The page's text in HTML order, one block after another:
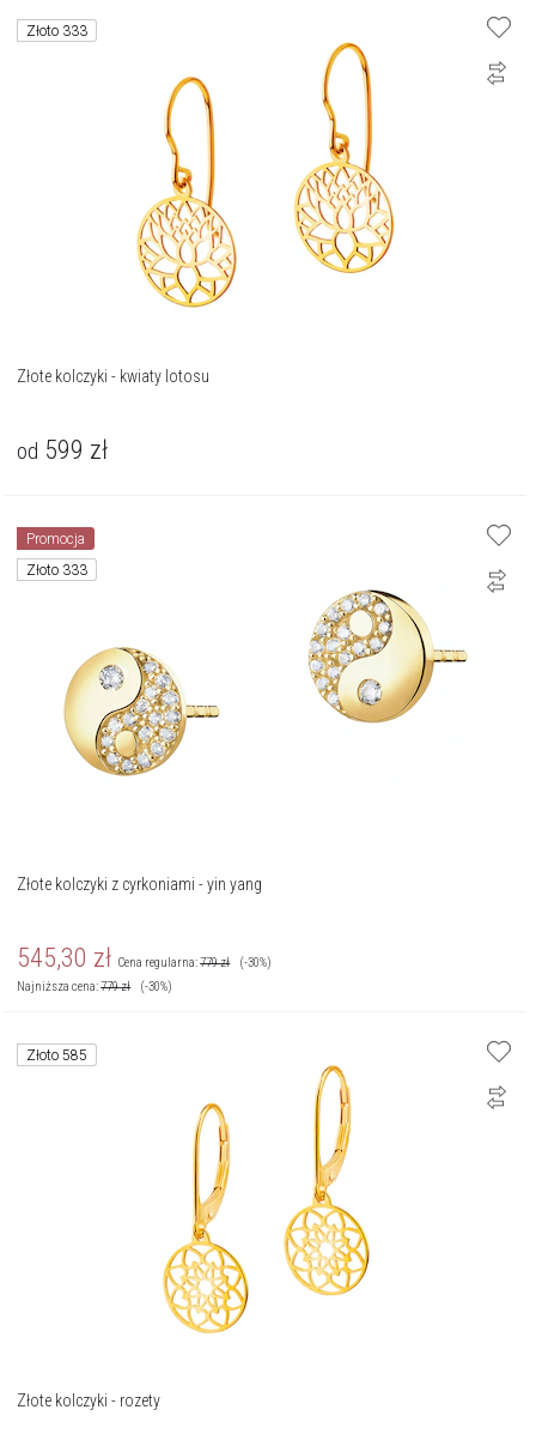
Złoto 333
Złote kolczyki - kwiaty lotosu
od 599 zł
Promocja
Złoto 333
Złote kolczyki z cyrkoniami - yin yang
545,30 zł Cena regularna:779zł
(-30%)
Najniższa cena:779zł (-30%)
Złoto 585
Złote kolczyki - rozety